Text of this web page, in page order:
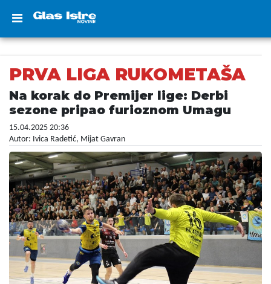
PRVA LIGA RUKOMETAŠA
Na korak do Premijer lige: Derbi
sezone pripao furioznom Umagu
15.04.2025 20:36
Autor: Ivica Radetić, Mijat Gavran